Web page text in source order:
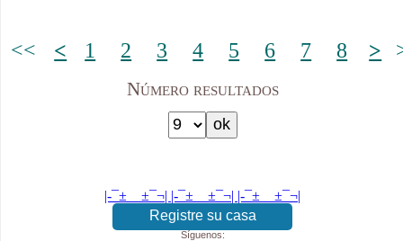
<< < 1 2 3 4 5 6 7 8 >
Número resultados
|-¯±­__­±¯¬| |-¯±­__­±¯¬| |-¯±­__­±¯¬|
Registre su casa
Síguenos: